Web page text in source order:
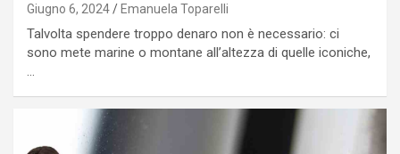
Giugno 6, 2024 Emanuela Toparelli
Talvolta spendere troppo denaro non è necessario: ci
sono mete marine o montane all’altezza di quelle iconiche,
…